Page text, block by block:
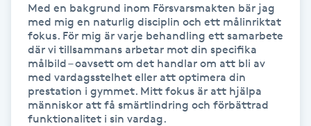
Liktornar
LPG-behandling
Med en bakgrund inom Försvarsmakten bär jag
med mig en naturlig disciplin och ett målinriktat
fokus. För mig är varje behandling ett samarbete
där vi tillsammans arbetar mot din specifika
målbild – oavsett om det handlar om att bli av
med vardagsstelhet eller att optimera din
prestation i gymmet. Mitt fokus är att hjälpa
människor att få smärtlindring och förbättrad
funktionalitet i sin vardag.